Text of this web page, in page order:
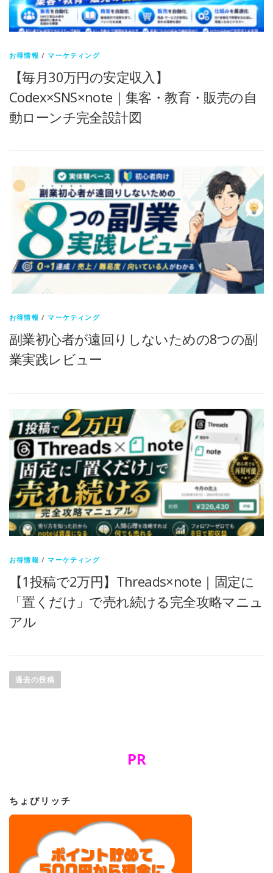
お得情報 /マーケティング
【毎月30万円の安定収入】
Codex×SNS×note｜集客・教育・販売の自
動ローンチ完全設計図
お得情報 /マーケティング
副業初心者が遠回りしないための8つの副
業実践レビュー
お得情報 /マーケティング
【1投稿で2万円】Threads×note｜固定に
「置くだけ」で売れ続ける完全攻略マニュ
アル
稿
過去の投稿
PR
ちょびリッチ